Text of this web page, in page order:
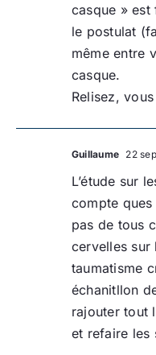
casque » est
le postulat
même entre
casque.
Relisez,
Guillaume 22
L’étude sur
compte
pas de tous
cervelles sur
taumatisme
échanitllon
rajouter tout
et refaire les